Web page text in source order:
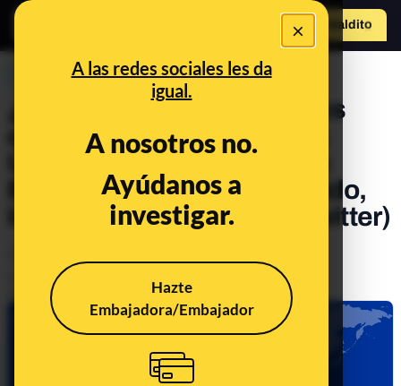
×
A las redes sociales les da
igual.
A nosotros no.
Ayúdanos a
investigar.
Hazte
Embajadora/Embajador
Hazte Maldito
PREBUNKING
¿Aplica la DSA a contenidos
que se publican fuera de la
Unión Europea? El caso de
Estados Unidos, Reino Unido,
Israel y Palestina con X (Twitter)
Publicado el
Actualizado el
Aug 13, 2024, 2:23:00 PM